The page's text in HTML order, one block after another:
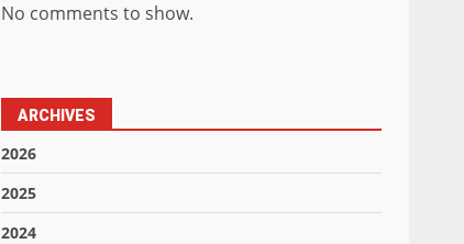
No comments to show.
ARCHIVES
2026
2025
2024